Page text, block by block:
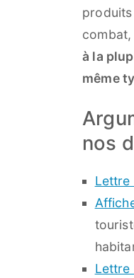
à la
même
nos
Lettre